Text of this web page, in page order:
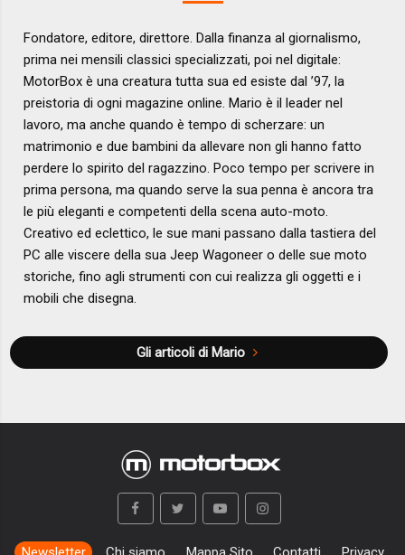
Fondatore, editore, direttore. Dalla finanza al giornalismo,
prima nei mensili classici specializzati, poi nel digitale:
MotorBox è una creatura tutta sua ed esiste dal ’97, la
preistoria di ogni magazine online. Mario è il leader nel
lavoro, ma anche quando è tempo di scherzare: un
matrimonio e due bambini da allevare non gli hanno fatto
perdere lo spirito del ragazzino. Poco tempo per scrivere in
prima persona, ma quando serve la sua penna è ancora tra
le più eleganti e competenti della scena auto-moto.
Creativo ed eclettico, le sue mani passano dalla tastiera del
PC alle viscere della sua Jeep Wagoneer o delle sue moto
storiche, fino agli strumenti con cui realizza gli oggetti e i
mobili che disegna.
Gli articoli di Mario